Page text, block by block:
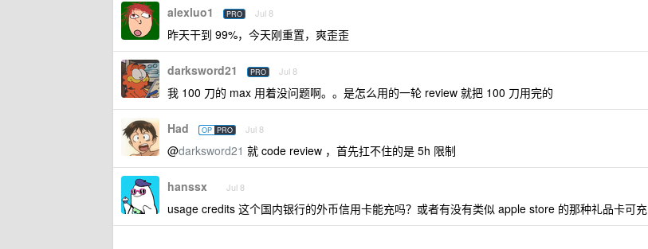
alexluo1 PRO Jul 8
昨天干到 99%，今天刚重置，爽歪歪
darksword21 PRO Jul 8
我 100 刀的 max 用着没问题啊。。是怎么用的一轮 review 就把 100 刀用完的
Had OP PRO Jul 8
@darksword21 就 code review ，首先扛不住的是 5h 限制
hanssx Jul 8
usage credits 这个国内银行的外币信用卡能充吗？或者有没有类似 apple store 的那种礼品卡可充